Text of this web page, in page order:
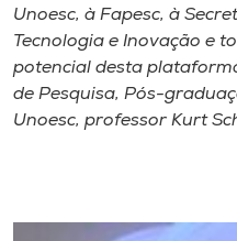
Unoesc, à Fapesc, à
Tecnologia e Inovação e
potencial desta
de Pesquisa, Pós-
Unoesc, professor Kurt